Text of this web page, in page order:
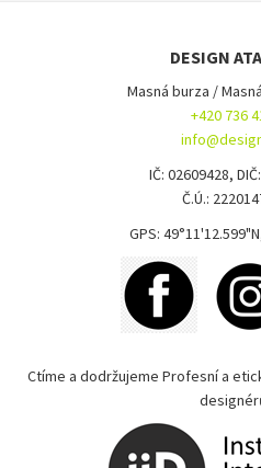
DESIGN
Masná burza /
+420 736
IČ: 02609428,
Č.Ú.:
GPS:
Ctíme a dodržujeme Profesní a